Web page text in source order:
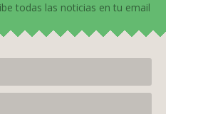
todas las noticias en tu email